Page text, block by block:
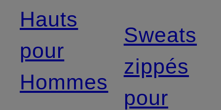
Hauts
pour
Hommes
Sweats
zippés
pour